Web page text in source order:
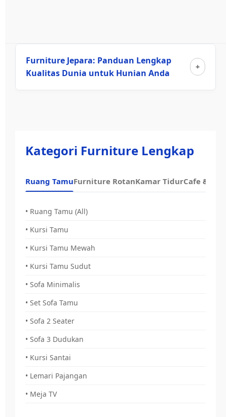
Furniture Jepara: Panduan Lengkap
Kualitas Dunia untuk Hunian Anda
Kategori Furniture Lengkap
Ruang TamuFurniture RotanKamar TidurCafe &
• Ruang Tamu (All)
• Kursi Tamu
• Kursi Tamu Mewah
• Kursi Tamu Sudut
• Sofa Minimalis
• Set Sofa Tamu
• Sofa 2 Seater
• Sofa 3 Dudukan
• Kursi Santai
• Lemari Pajangan
• Meja TV